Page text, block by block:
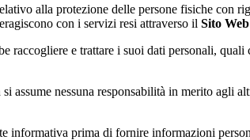
alla protezione delle persone fisiche con
con i servizi resi attraverso il Sito
e trattare i suoi dati personali,
assume nessuna responsabilità in merito agli
informativa prima di fornire informazioni